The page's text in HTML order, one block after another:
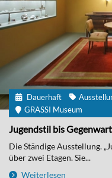
Dauerhaft
GRASSI Museum
Jugendstil bis Gegenwart
Die Ständige Ausstellung.
über zwei Etagen. Sie...
Weiterlesen